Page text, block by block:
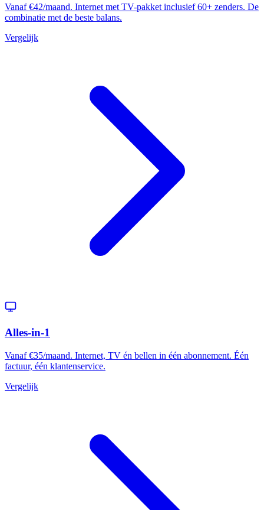
Vanaf €42/maand. Internet met TV-pakket inclusief 60+ zenders. De
combinatie met de beste balans.
Vergelijk
Alles-in-1
Vanaf €35/maand. Internet, TV én bellen in één abonnement. Één
factuur, één klantenservice.
Vergelijk